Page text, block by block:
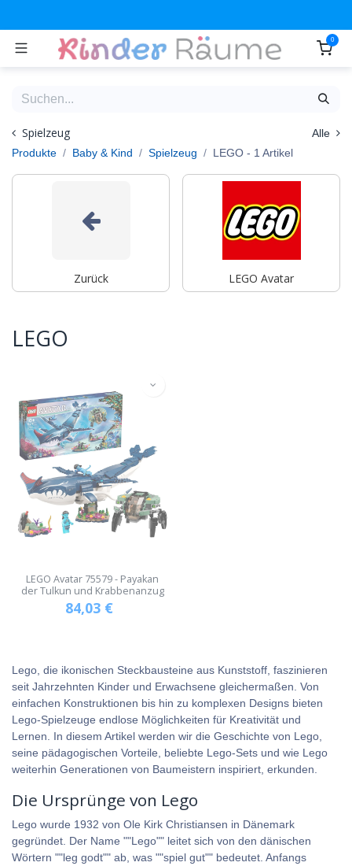
0
Spielzeug
Alle
Produkte
Baby & Kind Spielzeug LEGO - 1 Artikel
Zurück LEGO Avatar
LEGO
LEGO Avatar 75579 - Payakan
der Tulkun und Krabbenanzug
84,03 €
Lego, die ikonischen Steckbausteine aus Kunststoff, faszinieren
seit Jahrzehnten Kinder und Erwachsene gleichermaßen. Von
einfachen Konstruktionen bis hin zu komplexen Designs bieten
Lego-Spielzeuge endlose Möglichkeiten für Kreativität und
Lernen. In diesem Artikel werden wir die Geschichte von Lego,
seine pädagogischen Vorteile, beliebte Lego-Sets und wie Lego
weiterhin Generationen von Baumeistern inspiriert, erkunden.
Die Ursprünge von Lego
Lego wurde 1932 von Ole Kirk Christiansen in Dänemark
gegründet. Der Name ""Lego"" leitet sich von den dänischen
Wörtern ""leg godt"" ab, was ""spiel gut"" bedeutet. Anfangs